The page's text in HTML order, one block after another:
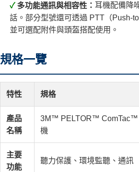
✓ 多功能通訊與相容性： 耳機配備降
話。部分型號還可透過 PTT（Push-
並可選配附件與頭盔搭配使用。
規格一覽
特性 規格
產品
名稱
3M™ PELTOR™ ComTac™
機
主要
功能
聽力保護、環境監聽、通訊